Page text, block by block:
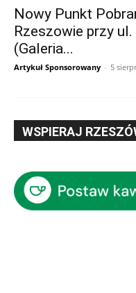
Nowy Punkt
Rzeszowie przy
(Galeria...
Artykuł Sponsorowany - 5
WSPIERAJ